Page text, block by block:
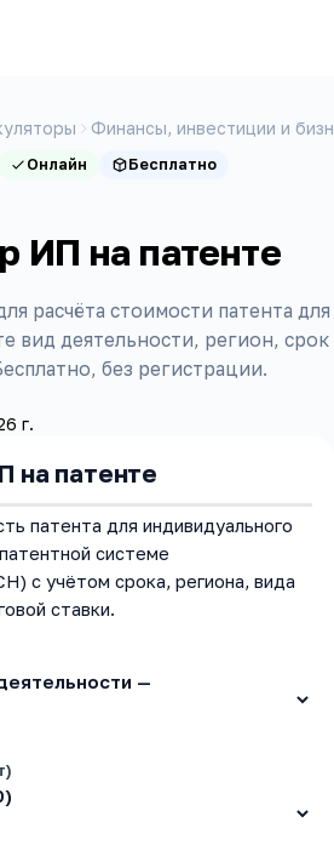
Финансы, инвестиции и
Онлайн
Бесплатно
ИП на патенте
расчёта стоимости патента для
вид деятельности, регион, срок
без регистрации.
г.
на патенте
патента для индивидуального
системе
с учётом срока, региона, вида
ставки.